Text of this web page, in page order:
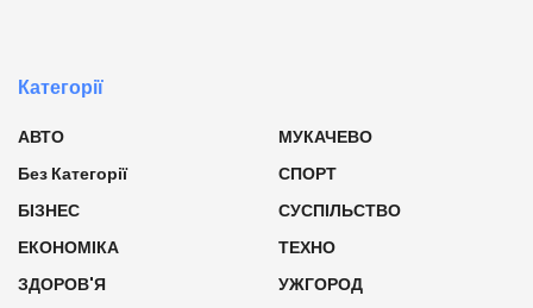
Категорії
АВТО
Без Категорії
БІЗНЕС
ЕКОНОМІКА
ЗДОРОВ'Я
МУКАЧЕВО
СПОРТ
СУСПІЛЬСТВО
ТЕХНО
УЖГОРОД